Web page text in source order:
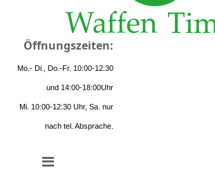
Öffnungszeiten:
Mo.- Di., Do.-Fr. 10:00-12:30
und 14:00-18:00Uhr
Mi. 10:00-12:30 Uhr, Sa. nur
nach tel. Absprache.